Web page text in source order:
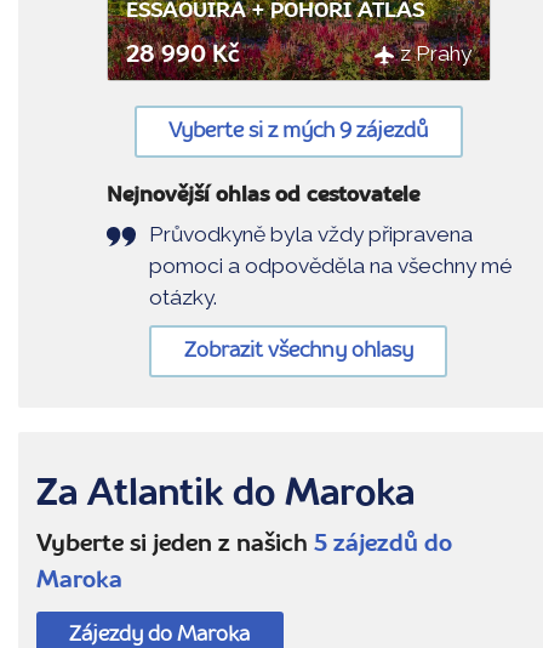
ESSAOUIRA + POHOŘÍ ATLAS
28 990 Kč z Prahy
Vyberte si z mých 9 zájezdů
Nejnovější ohlas od cestovatele
Průvodkyně byla vždy připravena
pomoci a odpověděla na všechny mé
otázky.
Zobrazit všechny ohlasy
Za Atlantik do Maroka
Vyberte si jeden z našich 5 zájezdů do
Maroka
Zájezdy do Maroka